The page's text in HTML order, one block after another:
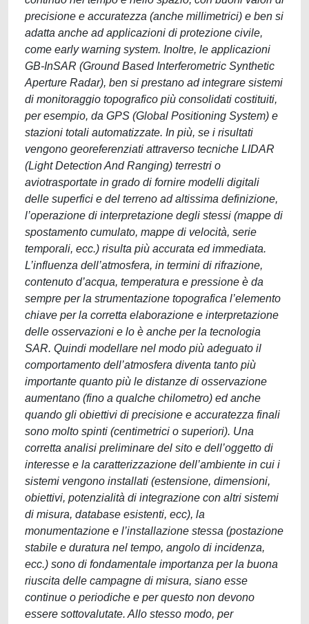
precisione e accuratezza (anche millimetrici) e ben si
adatta anche ad applicazioni di protezione civile,
come early warning system. Inoltre, le applicazioni
GB-InSAR (Ground Based Interferometric Synthetic
Aperture Radar), ben si prestano ad integrare sistemi
di monitoraggio topografico più consolidati costituiti,
per esempio, da GPS (Global Positioning System) e
stazioni totali automatizzate. In più, se i risultati
vengono georeferenziati attraverso tecniche LIDAR
(Light Detection And Ranging) terrestri o
aviotrasportate in grado di fornire modelli digitali
delle superfici e del terreno ad altissima definizione,
l’operazione di interpretazione degli stessi (mappe di
spostamento cumulato, mappe di velocità, serie
temporali, ecc.) risulta più accurata ed immediata.
L’influenza dell’atmosfera, in termini di rifrazione,
contenuto d’acqua, temperatura e pressione è da
sempre per la strumentazione topografica l’elemento
chiave per la corretta elaborazione e interpretazione
delle osservazioni e lo è anche per la tecnologia
SAR. Quindi modellare nel modo più adeguato il
comportamento dell’atmosfera diventa tanto più
importante quanto più le distanze di osservazione
aumentano (fino a qualche chilometro) ed anche
quando gli obiettivi di precisione e accuratezza finali
sono molto spinti (centimetrici o superiori). Una
corretta analisi preliminare del sito e dell’oggetto di
interesse e la caratterizzazione dell’ambiente in cui i
sistemi vengono installati (estensione, dimensioni,
obiettivi, potenzialità di integrazione con altri sistemi
di misura, database esistenti, ecc), la
monumentazione e l’installazione stessa (postazione
stabile e duratura nel tempo, angolo di incidenza,
ecc.) sono di fondamentale importanza per la buona
riuscita delle campagne di misura, siano esse
continue o periodiche e per questo non devono
essere sottovalutate. Allo stesso modo, per